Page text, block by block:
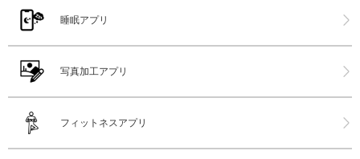
睡眠アプリ
写真加工アプリ
フィットネスアプリ